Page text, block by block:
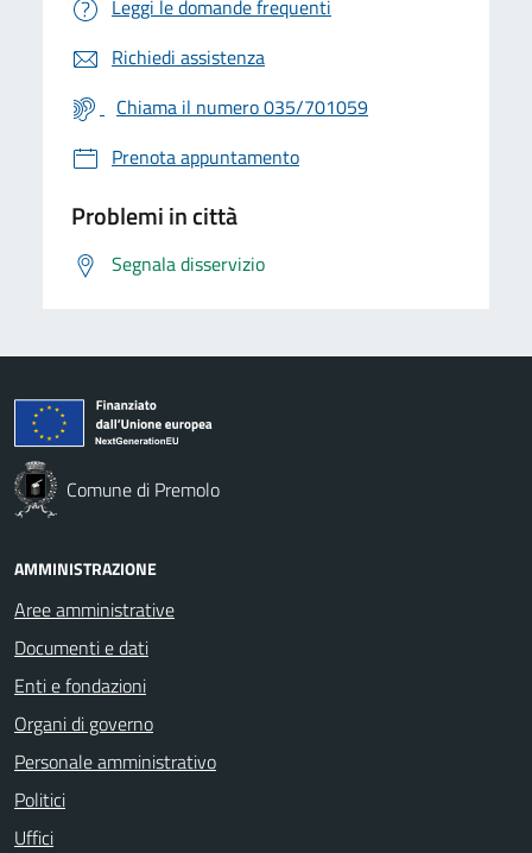
Leggi le domande frequenti
Richiedi assistenza
Chiama il numero 035/701059
Prenota appuntamento
Problemi in città
Segnala disservizio
Comune di Premolo
AMMINISTRAZIONE
Aree amministrative
Documenti e dati
Enti e fondazioni
Organi di governo
Personale amministrativo
Politici
Uffici